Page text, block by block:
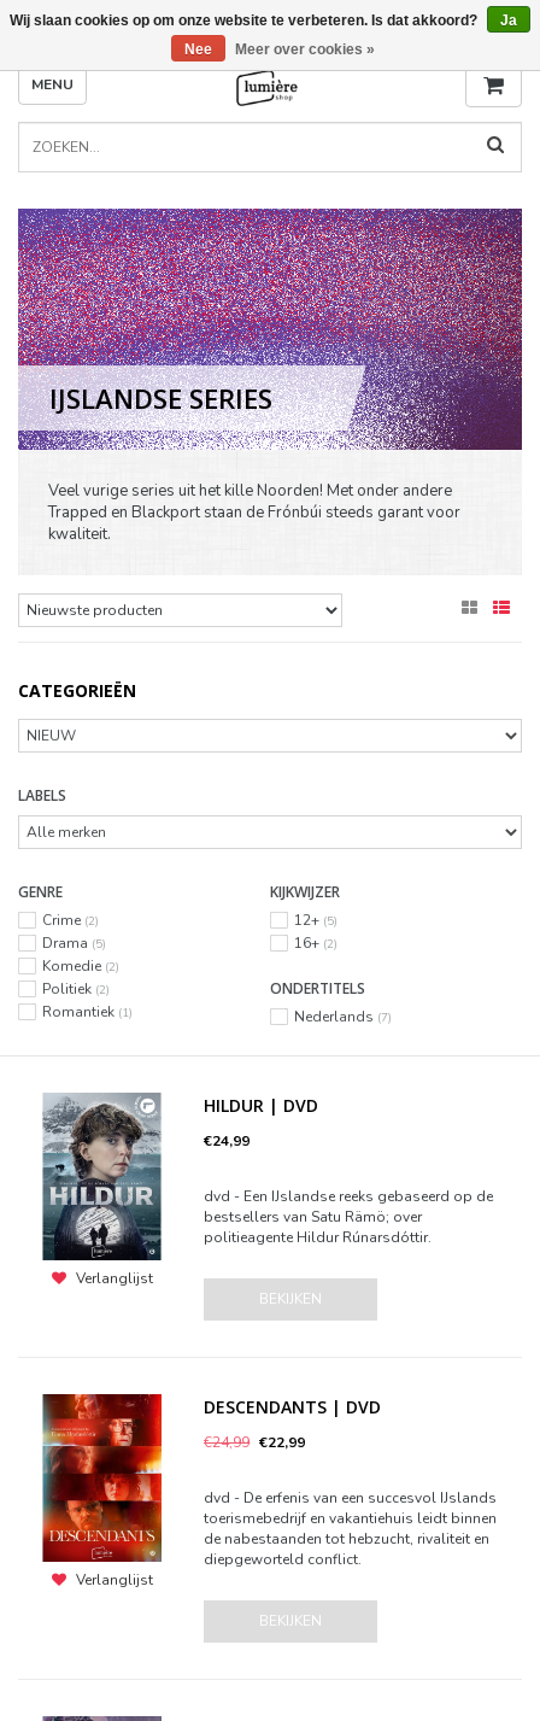
MENU
IJSLANDSE SERIES
Veel vurige series uit het kille Noorden! Met onder andere
Trapped en Blackport staan de Frónbúi steeds garant voor
kwaliteit.
CATEGORIEËN
LABELS
GENRE
Crime (2)
Drama (5)
Komedie (2)
Politiek (2)
Romantiek (1)
KIJKWIJZER
12+ (5)
16+ (2)
ONDERTITELS
Nederlands (7)
Verlanglijst
HILDUR | DVD
€24,99
dvd - Een IJslandse reeks gebaseerd op de
bestsellers van Satu Rämö; over
politieagente Hildur Rúnarsdóttir.
BEKIJKEN
Verlanglijst
DESCENDANTS | DVD
€24,99 €22,99
dvd - De erfenis van een succesvol IJslands
toerismebedrijf en vakantiehuis leidt binnen
de nabestaanden tot hebzucht, rivaliteit en
diepgeworteld conflict.
BEKIJKEN
Wij slaan cookies op om onze website te verbeteren. Is dat akkoord?
Ja
Nee
Meer over cookies »